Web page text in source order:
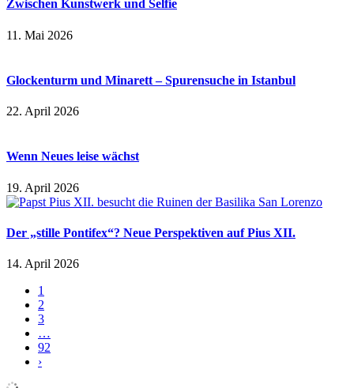
Zwischen Kunstwerk und Selfie
11. Mai 2026
Glockenturm und Minarett – Spurensuche in Istanbul
22. April 2026
Wenn Neues leise wächst
19. April 2026
Der „stille Pontifex“? Neue Perspektiven auf Pius XII.
14. April 2026
1
2
3
…
92
›